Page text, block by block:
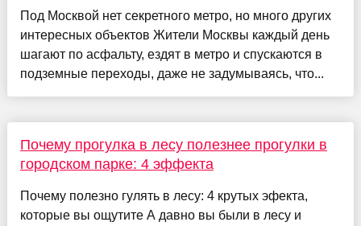
Под Москвой нет секретного метро, но много других
интересных объектов Жители Москвы каждый день
шагают по асфальту, ездят в метро и спускаются в
подземные переходы, даже не задумываясь, что...
Почему прогулка в лесу полезнее прогулки в
городском парке: 4 эффекта
Почему полезно гулять в лесу: 4 крутых эфекта,
которые вы ощутите А давно вы были в лесу и